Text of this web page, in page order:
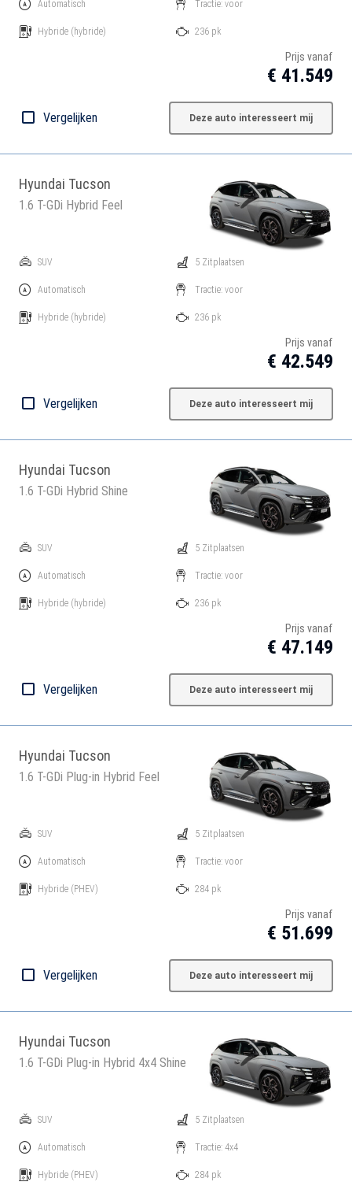
Automatisch
Hybride (hybride)
Tractie: voor
236 pk
Prijs vanaf
€ 41.549
Vergelijken Deze auto interesseert mij
Hyundai Tucson
1.6 T-GDi Hybrid Feel
SUV
Automatisch
Hybride (hybride)
5 Zitplaatsen
Tractie: voor
236 pk
Prijs vanaf
€ 42.549
Vergelijken Deze auto interesseert mij
Hyundai Tucson
1.6 T-GDi Hybrid Shine
SUV
Automatisch
Hybride (hybride)
5 Zitplaatsen
Tractie: voor
236 pk
Prijs vanaf
€ 47.149
Vergelijken Deze auto interesseert mij
Hyundai Tucson
1.6 T-GDi Plug-in Hybrid Feel
SUV
Automatisch
Hybride (PHEV)
5 Zitplaatsen
Tractie: voor
284 pk
Prijs vanaf
€ 51.699
Vergelijken Deze auto interesseert mij
Hyundai Tucson
1.6 T-GDi Plug-in Hybrid 4x4 Shine
SUV
Automatisch
Hybride (PHEV)
5 Zitplaatsen
Tractie: 4x4
284 pk